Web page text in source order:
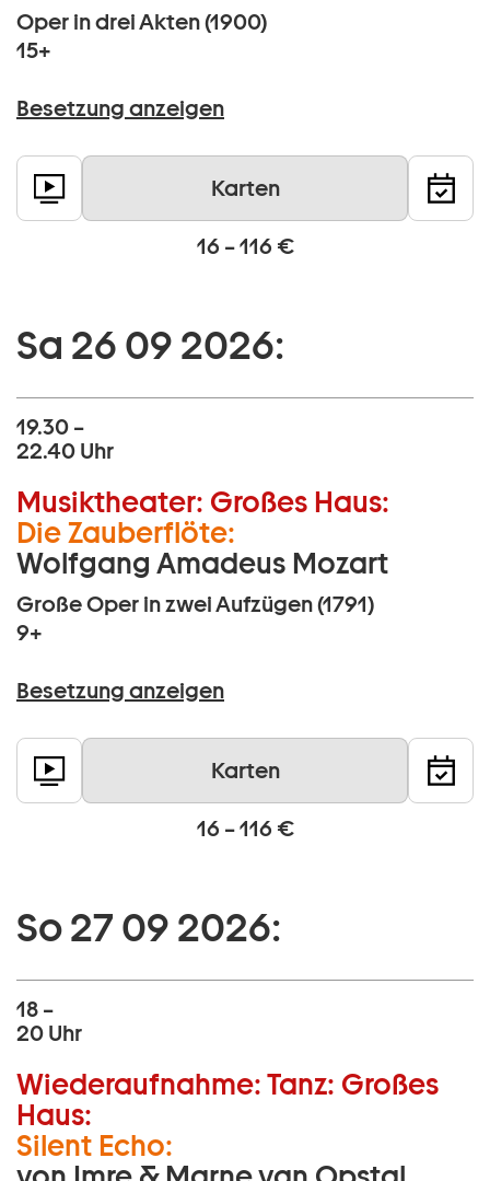
Oper in drei Akten (1900)
15+
Besetzung anzeigen
Karten
16 – 116 €
Sa 26 09 2026:
19.30 –
22.40 Uhr
Musiktheater: Großes Haus:
Die Zauberflöte:
Wolfgang Amadeus Mozart
Große Oper in zwei Aufzügen (1791)
9+
Besetzung anzeigen
Karten
16 – 116 €
So 27 09 2026:
18 –
20 Uhr
Wiederaufnahme:Tanz: Großes
Haus:
Silent Echo: